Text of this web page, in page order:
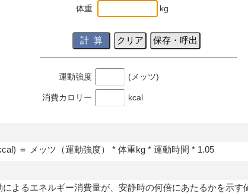
体重 kg
運動強度 (メッツ)
消費カロリー kcal
＝ メッツ（運動強度） * 体重kg * 運動時間 * 1.05
によるエネルギー消費量が、安静時の何倍にあたるかを示す